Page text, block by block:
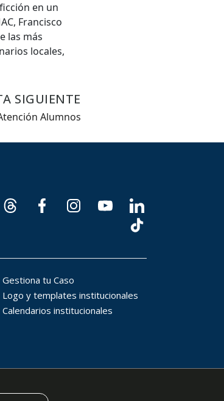
en un
Francisco
las más
locales,
SIGUIENTE
Alumnos